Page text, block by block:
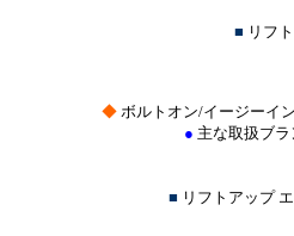
■ リフ
◆ボルトオン/イージーイ
● 主な取扱ブ
■ リフトアップ